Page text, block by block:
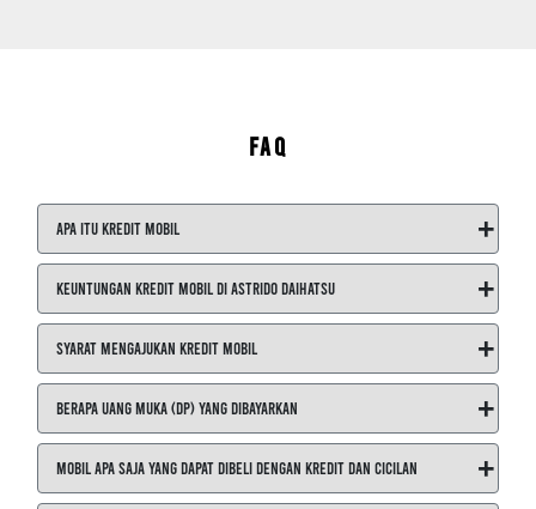
FAQ
Apa itu Kredit Mobil +
Keuntungan Kredit Mobil di ASTRIDO Daihatsu +
Syarat Mengajukan Kredit Mobil +
Berapa Uang Muka (DP) yang Dibayarkan +
Mobil Apa Saja yang Dapat Dibeli dengan Kredit dan Cicilan +